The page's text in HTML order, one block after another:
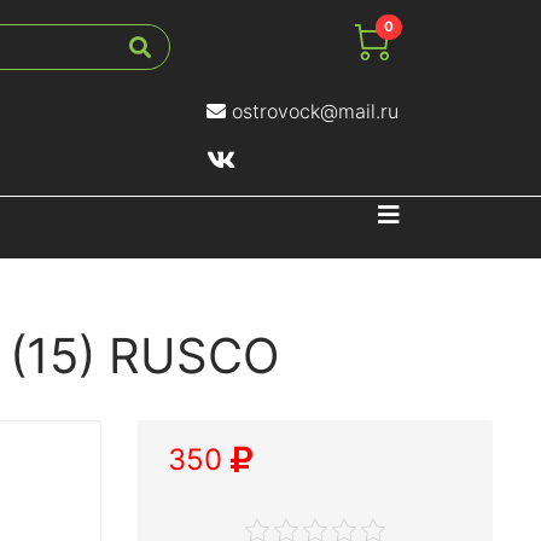
0
ostrovock@mail.ru
Навигация
RUSCO
350